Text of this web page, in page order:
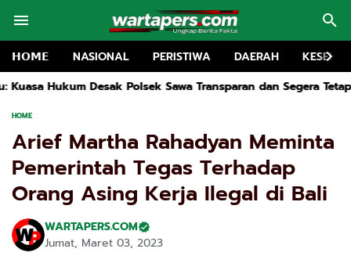
𝗛𝗢𝗠𝗘 NASIONAL PERISTIWA DAERAH
Sawa Transparan dan Segera Tetapkan Tersangka
HOME
Arief Martha Rahadyan Meminta
Pemerintah Tegas Terhadap
Orang Asing Kerja Ilegal di Bali
WARTAPERS.COM
Jumat, Maret 03, 2023